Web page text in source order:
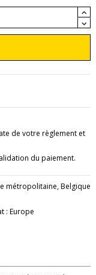
de votre règlement et
du paiement.
métropolitaine, Belgique
: Europe